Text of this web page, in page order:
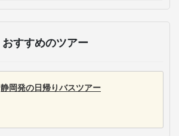
おすすめのツアー
静岡発の日帰りバスツアー